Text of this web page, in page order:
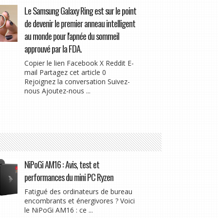
Le Samsung Galaxy Ring est sur le point
de devenir le premier anneau intelligent
au monde pour l'apnée du sommeil
approuvé par la FDA.
Copier le lien Facebook X Reddit E-
mail Partagez cet article 0
Rejoignez la conversation Suivez-
nous Ajoutez-nous ...
NiPoGi AM16 : Avis, test et
performances du mini PC Ryzen
Fatigué des ordinateurs de bureau
encombrants et énergivores ? Voici
le NiPoGi AM16 : ce ...